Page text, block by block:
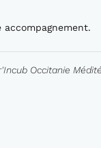
Occitanie